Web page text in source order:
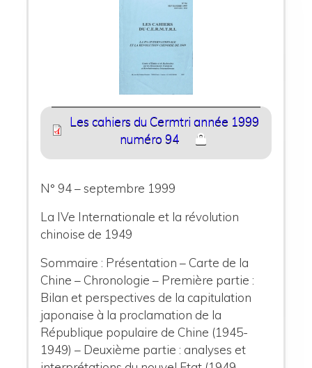
Les cahiers du Cermtri année 1999
numéro 94
N° 94 – septembre 1999
La IVe Internationale et la révolution
chinoise de 1949
Sommaire : Présentation – Carte de la
Chine – Chronologie – Première partie :
Bilan et perspectives de la capitulation
japonaise à la proclamation de la
République populaire de Chine (1945-
1949) – Deuxième partie : analyses et